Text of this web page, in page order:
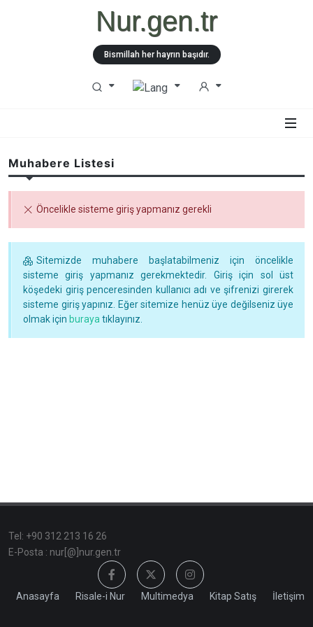
Nur.gen.tr
Bismillah her hayrın başıdır.
Muhabere Listesi
Öncelikle sisteme giriş yapmanız gerekli
Sitemizde muhabere başlatabilmeniz için öncelikle
sisteme giriş yapmanız gerekmektedir. Giriş için sol üst
köşedeki giriş penceresinden kullanıcı adı ve şifrenizi girerek
sisteme giriş yapınız. Eğer sitemize henüz üye değilseniz üye
olmak için burayatıklayınız.
Tel: +90 312 213 16 26
E-Posta : nur[@]nur.gen.tr
Anasayfa Risale-i Nur Multimedya Kitap Satış İletişim